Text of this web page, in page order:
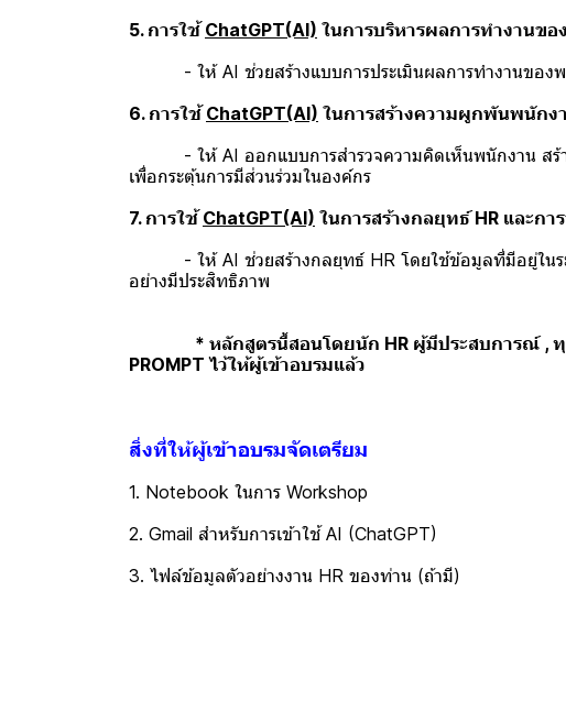
5. การใช้ ChatGPT(AI) ในการบริหารผลการทำงานข
- ให้ AI ช่วยสร้างแบบการประเมินผลการทำงานของพ
6. การใช้ ChatGPT(AI) ในการสร้างความผูกพันพนักง
- ให้ AI ออกแบบการสำรวจความคิดเห็นพนักงาน สร้าง
เพื่อกระตุ้นการมีส่วนร่วมในองค์กร
7. การใช้ ChatGPT(AI) ในการสร้างกลยุทธ์ HR และกา
- ให้ AI ช่วยสร้างกลยุทธ์ HR โดยใช้ข้อมูลที่มีอยู่ในระบ
อย่างมีประสิทธิภาพ​
* หลักสูตรนี้สอนโดยนัก HR ผู้มีประสบการณ์ ,
PROMPT ไว้ให้ผู้เข้าอบรมแล้ว
สิ่งที่ให้ผู้เข้าอบรมจัดเตรียม
1. Notebook ในการ Workshop
2. Gmail สำหรับการเข้าใช้ AI (ChatGPT)
3. ไฟล์ข้อมูลตัวอย่างงาน HR ของท่าน (ถ้ามี)